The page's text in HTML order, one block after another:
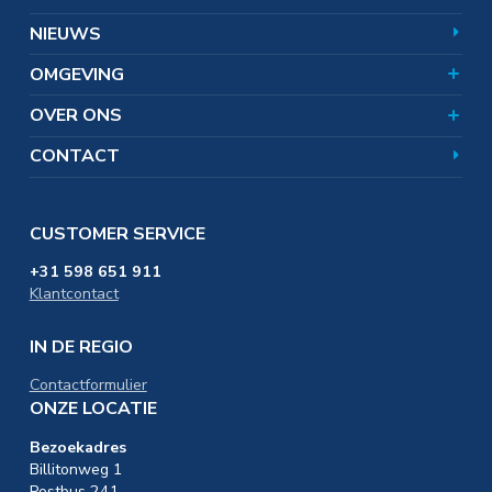
NIEUWS
OMGEVING
Uitgelichte onderwerpen
Zoutwinning en bodemdaling
In de omgeving
Veelgestelde vragen
SAMEN. omgevingsfonds
OVER ONS
Corporate responsibility
Certificaten
Distributie & Logistiek
Werken bij
Educatie & Onderwijs
CONTACT
CUSTOMER SERVICE
+31 598 651 911
Klantcontact
IN DE REGIO
Contactformulier
ONZE LOCATIE
Bezoekadres
Billitonweg 1